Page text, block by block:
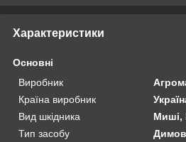
Характеристики
Основні
Виробник
Країна виробник
Вид шкідника
Миші,
Тип засобу